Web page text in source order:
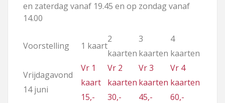
en zaterdag vanaf 19.45 en op zondag vanaf
14.00
Voorstelling 1 kaart
2
kaarten
3
kaarten
4
kaarten
Vrijdagavond
14 juni
Vr 1
kaart
15,-
Vr 2
kaarten
30,-
Vr 3
kaarten
45,-
Vr 4
kaarten
60,-